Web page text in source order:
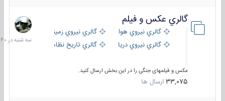
گالري عكس و فيلم
گالري نيروي هوايي
گالري نيروي زميني
گالري نيروي دريايي
گالري تاریخ نظامی
عکس و فیلمهای جنگی را در این بخش ارسال کنید.
33,075 ارسال ها
سه
شنبه
در